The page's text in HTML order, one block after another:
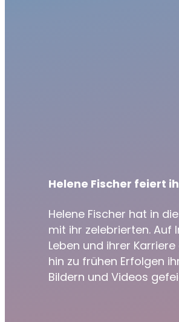
Helene Fischer feiert
Helene Fischer hat in
mit ihr zelebrierten. Auf
Leben und ihrer
hin zu frühen Erfolgen
Bildern und Videos